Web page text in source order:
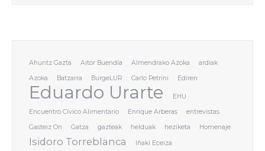
Ahuntz Gazta Aitor Buendía Almendrako Azoka
ardiak
Azoka
Batzarra BurgeLUR Carlo Petrini Ediren
Eduardo Urarte
EHU
Encuentro Cívico Alimentario
Enrique Arberas
entrevistas
Gasteiz On
Gatza gazteak helduak heziketa Homenaje
Isidoro Torreblanca
Iñaki Eceiza